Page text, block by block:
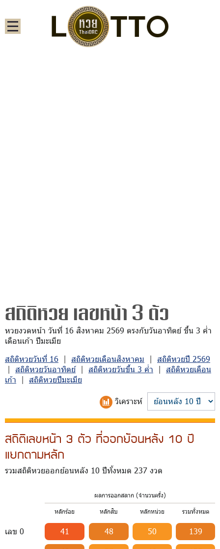
สถิติหวย เลขหน้า 3 ตัว
หวยงวดหน้า วันที่ 16 สิงหาคม 2569 ตรงกับวันอาทิตย์ ขึ้น 3 ค่ำ
เดือนเก้า ปีมะเมีย
สถิติหวยวันที่ 16 | สถิติหวยเดือนสิงหาคม | สถิติหวยปี 2569
| สถิติหวยวันอาทิตย์| สถิติหวยวันขึ้น 3 ค่ำ | สถิติหวยเดือน
เก้า | สถิติหวยปีมะเมีย
วิเคราะห์
สถิติเลขหน้า 3 ตัว ที่ออกย้อนหลัง 10 ปี
แยกตามหลัก
รวมสถิติหวยออกย้อนหลัง 10 ปีทั้งหมด 237 งวด
ผลการออกสลาก (จำนวนครั้ง)
หลักร้อย หลักสิบ หลักหน่วย รวมทั้งหมด
เลข 0 41 48 50 139